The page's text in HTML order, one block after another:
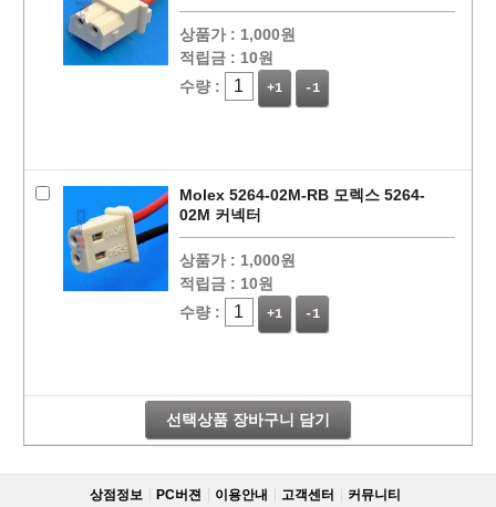
상품가 : 1,000원
적립금 : 10원
수량 :
+1 -1
Molex 5264-02M-RB 모렉스 5264-
02M 커넥터
상품가 : 1,000원
적립금 : 10원
수량 :
+1 -1
선택상품 장바구니 담기
상점정보 PC버젼 이용안내 고객센터 커뮤니티